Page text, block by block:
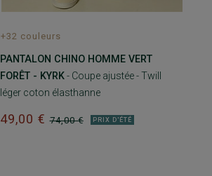
+32 couleurs
PANTALON CHINO HOMME VERT
FORÊT - KYRK- Coupe ajustée - Twill
léger coton élasthanne
74,00 €
49,00 € PRIX D'ÉTÉ